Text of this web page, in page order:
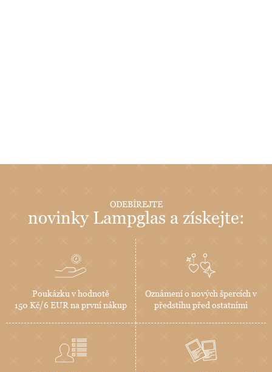
ODEBÍREJTE
novinky Lampglas a získejte:
Poukázku v hodnotě
150 Kč/6 EUR na první nákup
Oznámení o nových špercích v
předstihu před ostatními